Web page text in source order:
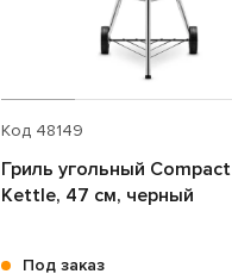
Код 48149
Гриль угольный Compact
Kettle, 47 см, черный
Под заказ